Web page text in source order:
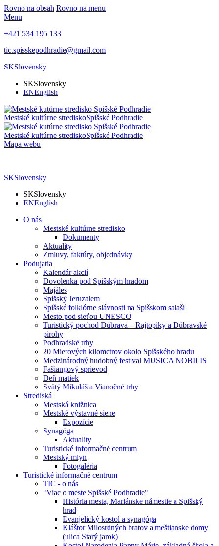
Rovno na obsah Rovno na menu
Menu
+421 534 195 133
tic.spisskepodhradie@gmail.com
SKSlovensky
SKSlovensky
ENEnglish
Mestské kultúrne strediskoSpišské Podhradie
Mestské kultúrne strediskoSpišské Podhradie
Mapa webu
SKSlovensky
SKSlovensky
ENEnglish
O nás
Mestské kultúrne stredisko
Dokumenty
Aktuality
Zmluvy, faktúry, objednávky
Podujatia
Kalendár akcií
Dovolenka pod Spišským hradom
Majáles
Spišský Jeruzalem
Spišské folklórne slávnosti na Spišskom salaši
Mesto pod sieťou UNESCO
Turistický pochod Dúbrava – Rajtopiky a Dúbravské
pirohy
Podhradské trhy
20 Mierových kilometrov okolo Spišského hradu
Medzinárodný hudobný festival MUSICA NOBILIS
Fašiangový sprievod
Deň matiek
Svätý Mikuláš a Vianočné trhy
Strediská
Mestská knižnica
Mestské výstavné siene
Expozície
Synagóga
Aktuality
Turistické informačné centrum
Mestský mlyn
Fotogaléria
Turistické informačné centrum
TIC - o nás
"Viac o meste Spišské Podhradie"
História mesta, Mariánske námestie a Spišský
hrad
Evanjelický kostol a synagóga
Kláštor Milosrdných bratov a meštianske domy
(ulica Starý jarok)